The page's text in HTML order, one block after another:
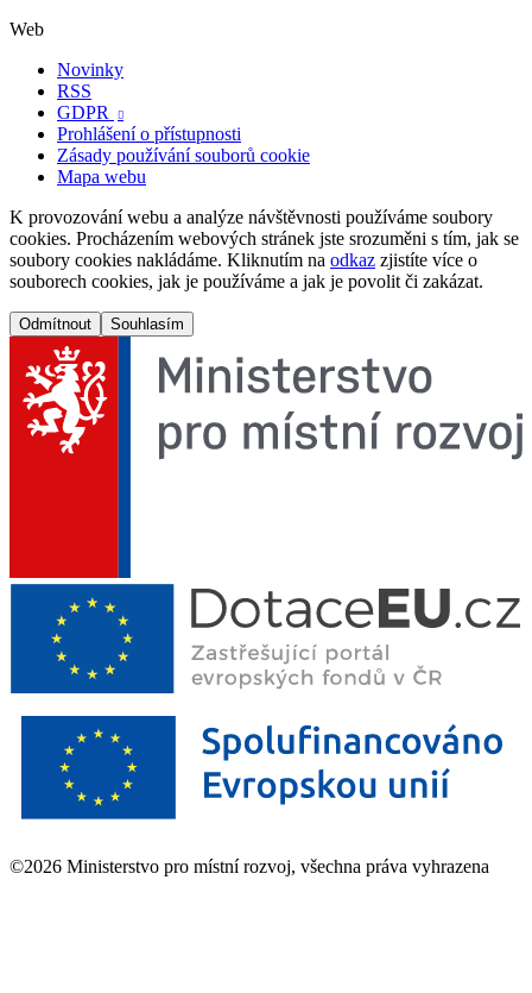
Web
Novinky
RSS
GDPR

Prohlášení o přístupnosti
Zásady používání souborů cookie
Mapa webu
K provozování webu a analýze návštěvnosti používáme soubory
cookies. Procházením webových stránek jste srozuměni s tím, jak se
soubory cookies nakládáme. Kliknutím na odkaz zjistíte více o
souborech cookies, jak je používáme a jak je povolit či zakázat.
Odmítnout Souhlasím
©2026 Ministerstvo pro místní rozvoj, všechna práva vyhrazena